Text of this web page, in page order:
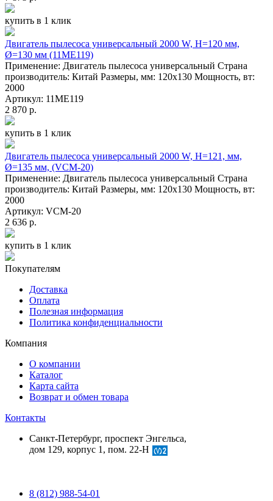
купить в 1 клик
Двигатель пылесоса универсальный 2000 W, H=120 мм,
Ø=130 мм (11ME119)
Применение: Двигатель пылесоса универсальный Страна
производитель: Китай Размеры, мм: 120х130 Мощность, вт:
2000
Артикул: 11ME119
2 870 р.
купить в 1 клик
Двигатель пылесоса универсальный 2000 W, H=121, мм,
Ø=135 мм, (VCM-20)
Применение: Двигатель пылесоса универсальный Страна
производитель: Китай Размеры, мм: 120х130 Мощность, вт:
2000
Артикул: VCM-20
2 636 р.
купить в 1 клик
Покупателям
Доставка
Оплата
Полезная информация
Политика конфиденциальности
Компания
О компании
Каталог
Карта сайта
Возврат и обмен товара
Контакты
Санкт-Петербург, проспект Энгельса,
дом 129, корпус 1, пом. 22-Н
8 (812) 988-54-01